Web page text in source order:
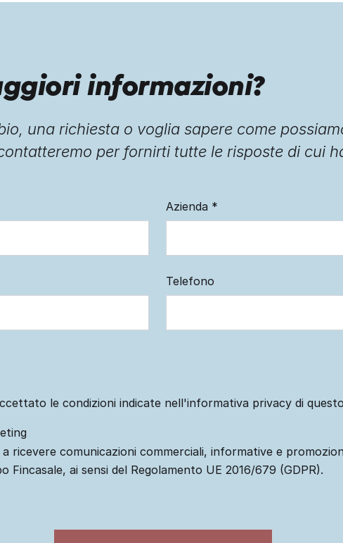
informazioni?
una richiesta o voglia sapere come
per fornirti tutte le risposte di cui
Azienda *
Telefono
le condizioni indicate nell'informativa privacy di
ricevere comunicazioni commerciali, informative e
Fincasale, ai sensi del Regolamento UE 2016/679 (GDPR).